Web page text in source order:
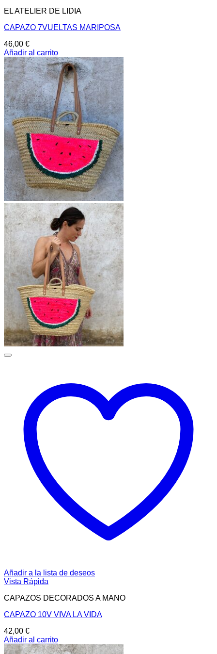
EL ATELIER DE LIDIA
CAPAZO 7VUELTAS MARIPOSA
46,00 €
Añadir al carrito
Añadir a la lista de deseos
Vista Rápida
CAPAZOS DECORADOS A MANO
CAPAZO 10V VIVA LA VIDA
42,00 €
Añadir al carrito